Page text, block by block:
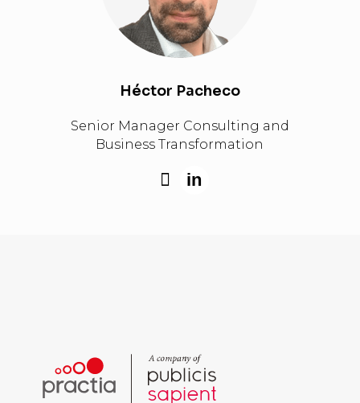
Héctor Pacheco
Senior Manager Consulting and
Business Transformation
in